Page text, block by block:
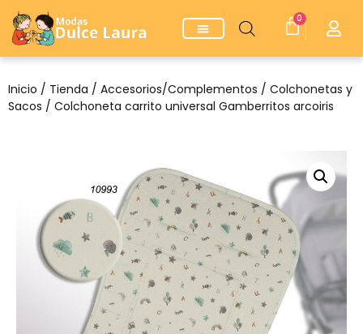
0
Inicio / Tienda / Accesorios/Complementos / Colchonetas y
Sacos / Colchoneta carrito universal Gamberritos arcoiris